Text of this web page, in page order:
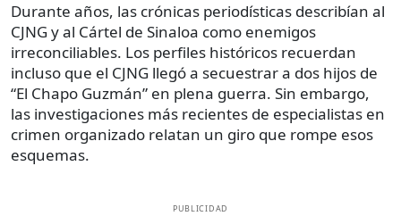
Durante años, las crónicas periodísticas describían al
CJNG y al Cártel de Sinaloa como enemigos
irreconciliables. Los perfiles históricos recuerdan
incluso que el CJNG llegó a secuestrar a dos hijos de
“El Chapo Guzmán” en plena guerra. Sin embargo,
las investigaciones más recientes de especialistas en
crimen organizado relatan un giro que rompe esos
esquemas.
PUBLICIDAD